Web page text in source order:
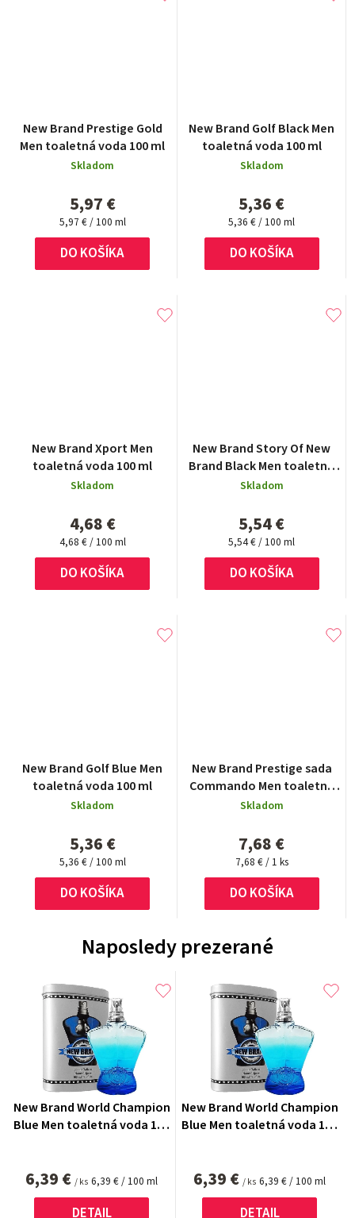
New Brand Prestige Gold
Men toaletná voda 100 ml
Skladom
5,97 €
Jednotková
cena:
5,97 € / 100 ml
DO KOŠÍKA
New Brand Golf Black Men
toaletná voda 100 ml
Skladom
5,36 €
Jednotková
cena:
5,36 € / 100 ml
DO KOŠÍKA
New Brand Xport Men
toaletná voda 100 ml
Skladom
4,68 €
Jednotková
cena:
4,68 € / 100 ml
DO KOŠÍKA
New Brand Story Of New
Brand Black Men toaletná
voda 100 ml
Skladom
5,54 €
Jednotková
cena:
5,54 € / 100 ml
DO KOŠÍKA
New Brand Golf Blue Men
toaletná voda 100 ml
Skladom
5,36 €
Jednotková
cena:
5,36 € / 100 ml
DO KOŠÍKA
New Brand Prestige sada
Commando Men toaletná
voda 100 ml + 15 ml +
shave 130 ml
Skladom
7,68 €
Jednotková
cena:
7,68 € / 1 ks
DO KOŠÍKA
Naposledy prezerané
New Brand World Champion
Blue Men toaletná voda 100
6,39 € / ks Jednotková
cena:
6,39 € / 100 ml
DETAIL
New Brand World Champion
Blue Men toaletná voda 100
6,39 € / ks Jednotková
cena:
6,39 € / 100 ml
DETAIL